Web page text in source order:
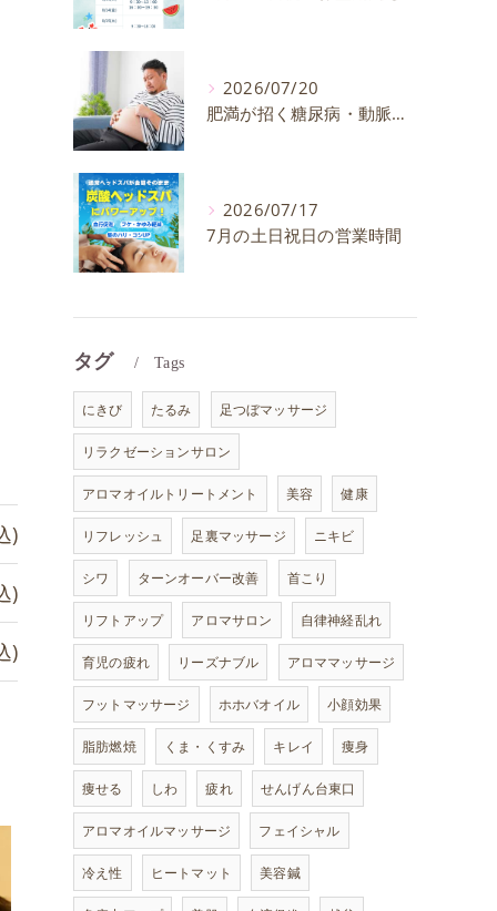
)
)
)
2026/07/20
肥満が招く糖尿病・動脈硬化のリスクとは？30代40代男性が今すぐ始めたい予防法を徹底解説
2026/07/17
7月の土日祝日の営業時間
タグ Tags
にきび たるみ 足つぼマッサージ
リラクゼーションサロン
アロマオイルトリートメント 美容 健康
リフレッシュ 足裏マッサージ ニキビ
シワ ターンオーバー改善 首こり
リフトアップ アロマサロン 自律神経乱れ
育児の疲れ リーズナブル アロママッサージ
フットマッサージ ホホバオイル 小顔効果
脂肪燃焼 くま・くすみ キレイ 痩身
痩せる しわ 疲れ せんげん台東口
アロマオイルマッサージ フェイシャル
冷え性 ヒートマット 美容鍼